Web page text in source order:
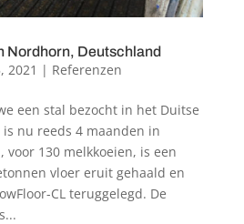
Nordhorn, Deutschland
2021 | Referenzen
een stal bezocht in het Duitse
nu reeds 4 maanden in
voor 130 melkkoeien, is een
vloer eruit gehaald en
CL teruggelegd. De